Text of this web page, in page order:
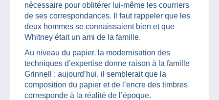
nécessaire pour oblitérer lui-même les courriers
de ses correspondances. Il faut rappeler que les
deux hommes se connaissaient bien et que
Whitney était un ami de la famille.
Au niveau du papier, la modernisation des
techniques d’expertise donne raison à la famille
Grinnell : aujourd’hui, il semblerait que la
composition du papier et de l’encre des timbres
corresponde à la réalité de l’époque.